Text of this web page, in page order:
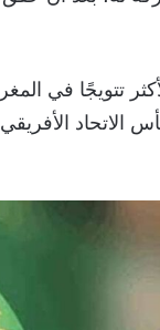
و3 ألقاب في كأس